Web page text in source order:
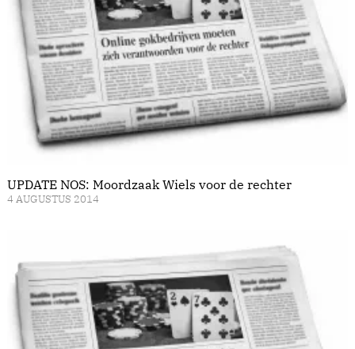
UPDATE NOS: Moordzaak Wiels voor de rechter
4 AUGUSTUS 2014